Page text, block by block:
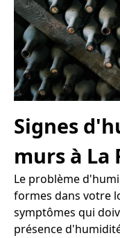
Signes
murs à La
Le problème
formes dans votre
symptômes qui
présence